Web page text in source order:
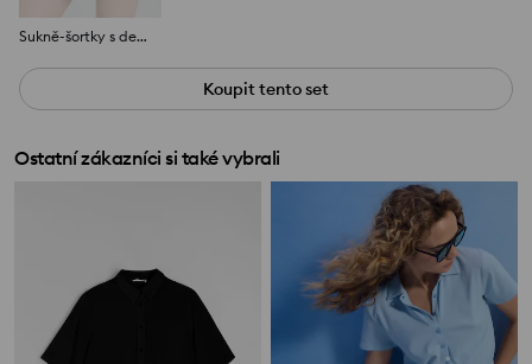
Sukně-šortky s dekorativními stuhami
Koupit tento set
Ostatní zákazníci si také vybrali